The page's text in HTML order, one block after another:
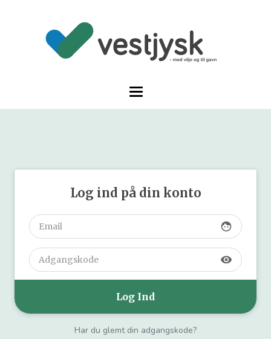
Log ind på din konto
face
visibility
Har du glemt din adgangskode?